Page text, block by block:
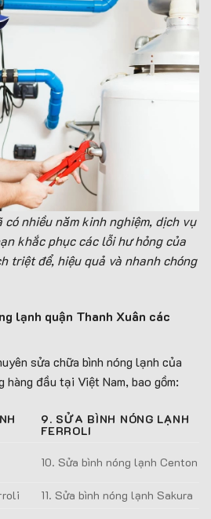
nhiều năm kinh nghiệm, dịch vụ
khắc phục các lỗi hư hỏng của
triệt để, hiệu quả và nhanh chóng
lạnh quận Thanh Xuân các
sửa chữa bình nóng lạnh của
đầu tại Việt Nam, bao gồm:
9. SỬA BÌNH NÓNG LẠNH
FERROLI
10. Sửa bình nóng lạnh Centon
11. Sửa bình nóng lạnh Sakura